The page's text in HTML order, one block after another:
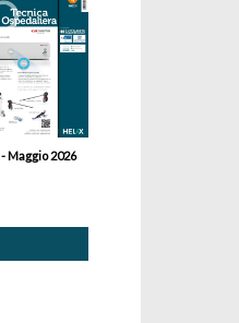
Maggio 2026